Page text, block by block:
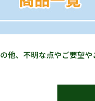
他、不明な点やご要望